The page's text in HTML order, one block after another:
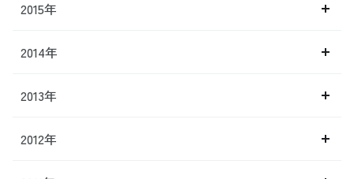
2015年
2014年
2013年
2012年